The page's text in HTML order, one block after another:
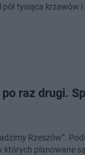
krzewów i pół tysiąca
po raz drugi.
Rzeszów”.
planowane